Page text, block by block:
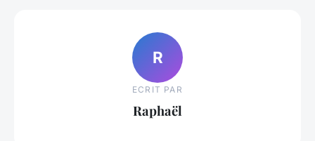
R
ECRIT PAR
Raphaël